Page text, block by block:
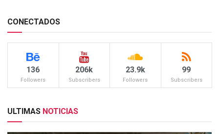
CONECTADOS
136
Followers
206k
Subscribers
23.9k
Followers
99
Subscribers
ULTIMAS NOTICIAS